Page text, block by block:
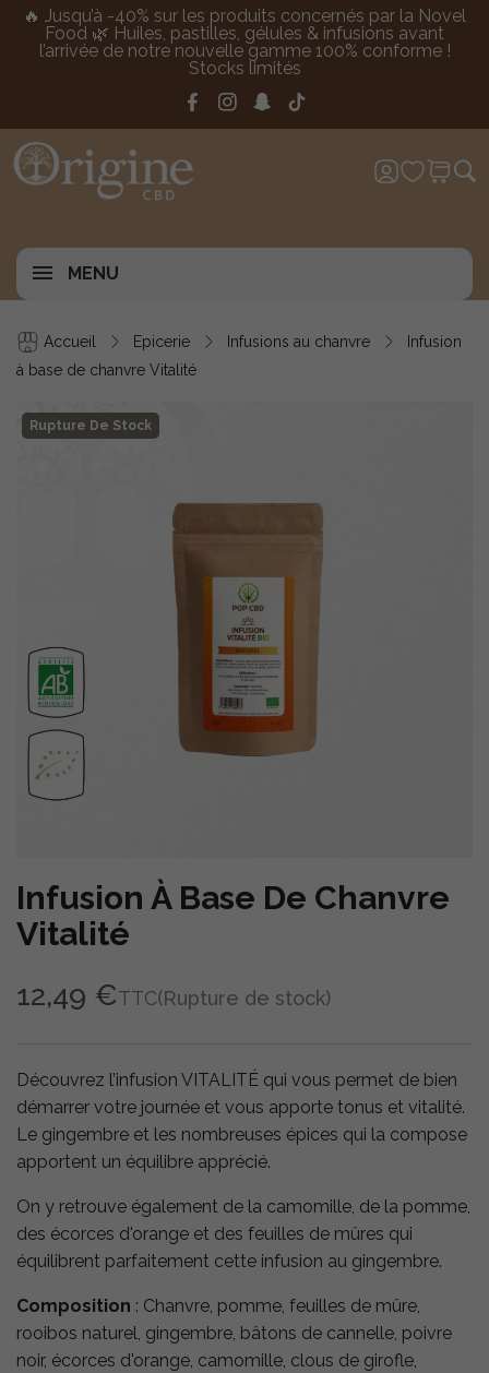
🔥 Jusqu’à -40% sur les produits concernés par la Novel
Food 🌿 Huiles, pastilles, gélules & infusions avant
l’arrivée de notre nouvelle gamme 100% conforme !
Stocks limités
MENU
Accueil Epicerie Infusions au chanvre
Infusion
à base de chanvre Vitalité
Rupture De Stock
Infusion À Base De Chanvre
Vitalité
12,49 €TTC(Rupture de stock)
Découvrez l’infusion VITALITÉ qui vous permet de bien
démarrer votre journée et vous apporte tonus et vitalité.
Le gingembre et les nombreuses épices qui la compose
apportent un équilibre apprécié.
On y retrouve également de la camomille, de la pomme,
des écorces d'orange et des feuilles de mûres qui
équilibrent parfaitement cette infusion au gingembre.
Composition : Chanvre, pomme, feuilles de mûre,
rooibos naturel, gingembre, bâtons de cannelle, poivre
noir, écorces d'orange, camomille, clous de girofle,